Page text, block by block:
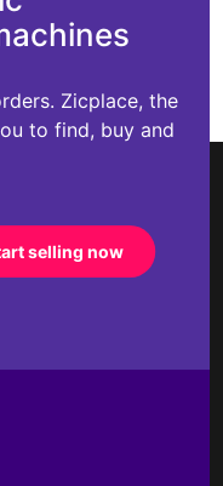
Zicplace, the
to find, buy and
selling now